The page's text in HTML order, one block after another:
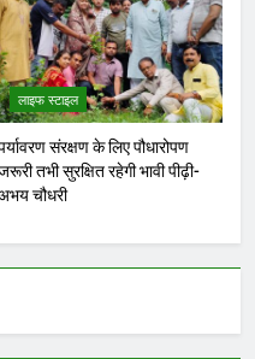
लाइफ स्टाइल
संरक्षण के लिए पौधारोपण
तभी सुरक्षित रहेगी भावी पीढ़ी-
चौधरी